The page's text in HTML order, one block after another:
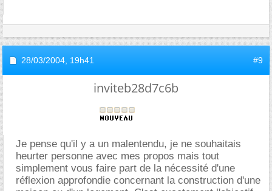
28/03/2004, 19h41 #9
inviteb28d7c6b
Je pense qu'il y a un malentendu, je ne souhaitais
heurter personne avec mes propos mais tout
simplement vous faire part de la nécessité d'une
réflexion approfondie concernant la construction d'une